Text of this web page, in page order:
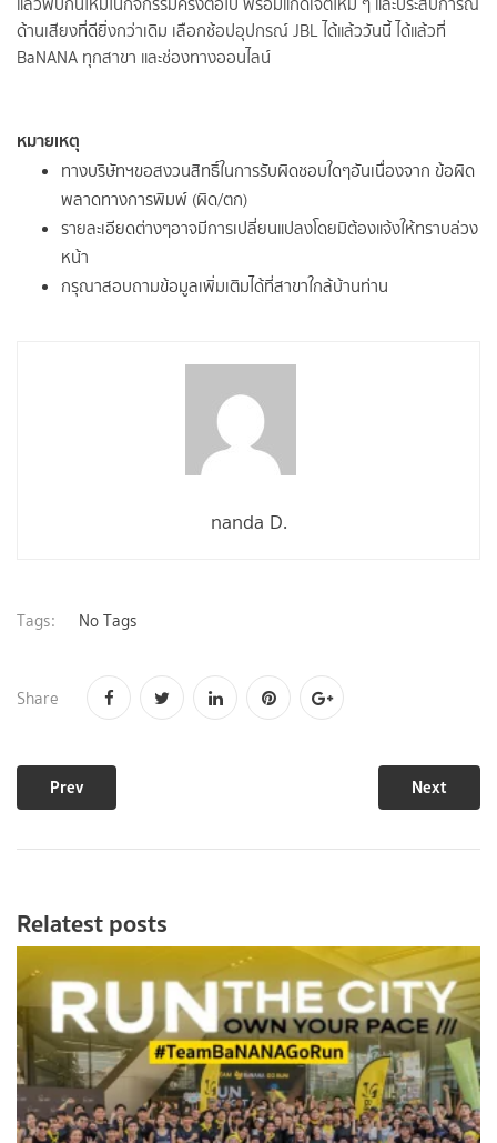
ด้านเสียงที่ดียิ่งกว่าเดิม เลือกช้อปอุปกรณ์ JBL ได้แล้ววันนี้ ได้แล้วที่
BaNANA ทุกสาขา และช่องทางออนไลน์
หมายเหตุ
ทางบริษัทฯขอสงวนสิทธิ์ในการรับผิดชอบใดๆอันเนื่องจาก ข้อผิด
พลาดทางการพิมพ์ (ผิด/ตก)
รายละเอียดต่างๆอาจมีการเปลี่ยนแปลงโดยมิต้องแจ้งให้ทราบล่วง
หน้า
กรุณาสอบถามข้อมูลเพิ่มเติมได้ที่สาขาใกล้บ้านท่าน
nanda D.
Tags: No Tags
Share
Prev Next
Relatest posts